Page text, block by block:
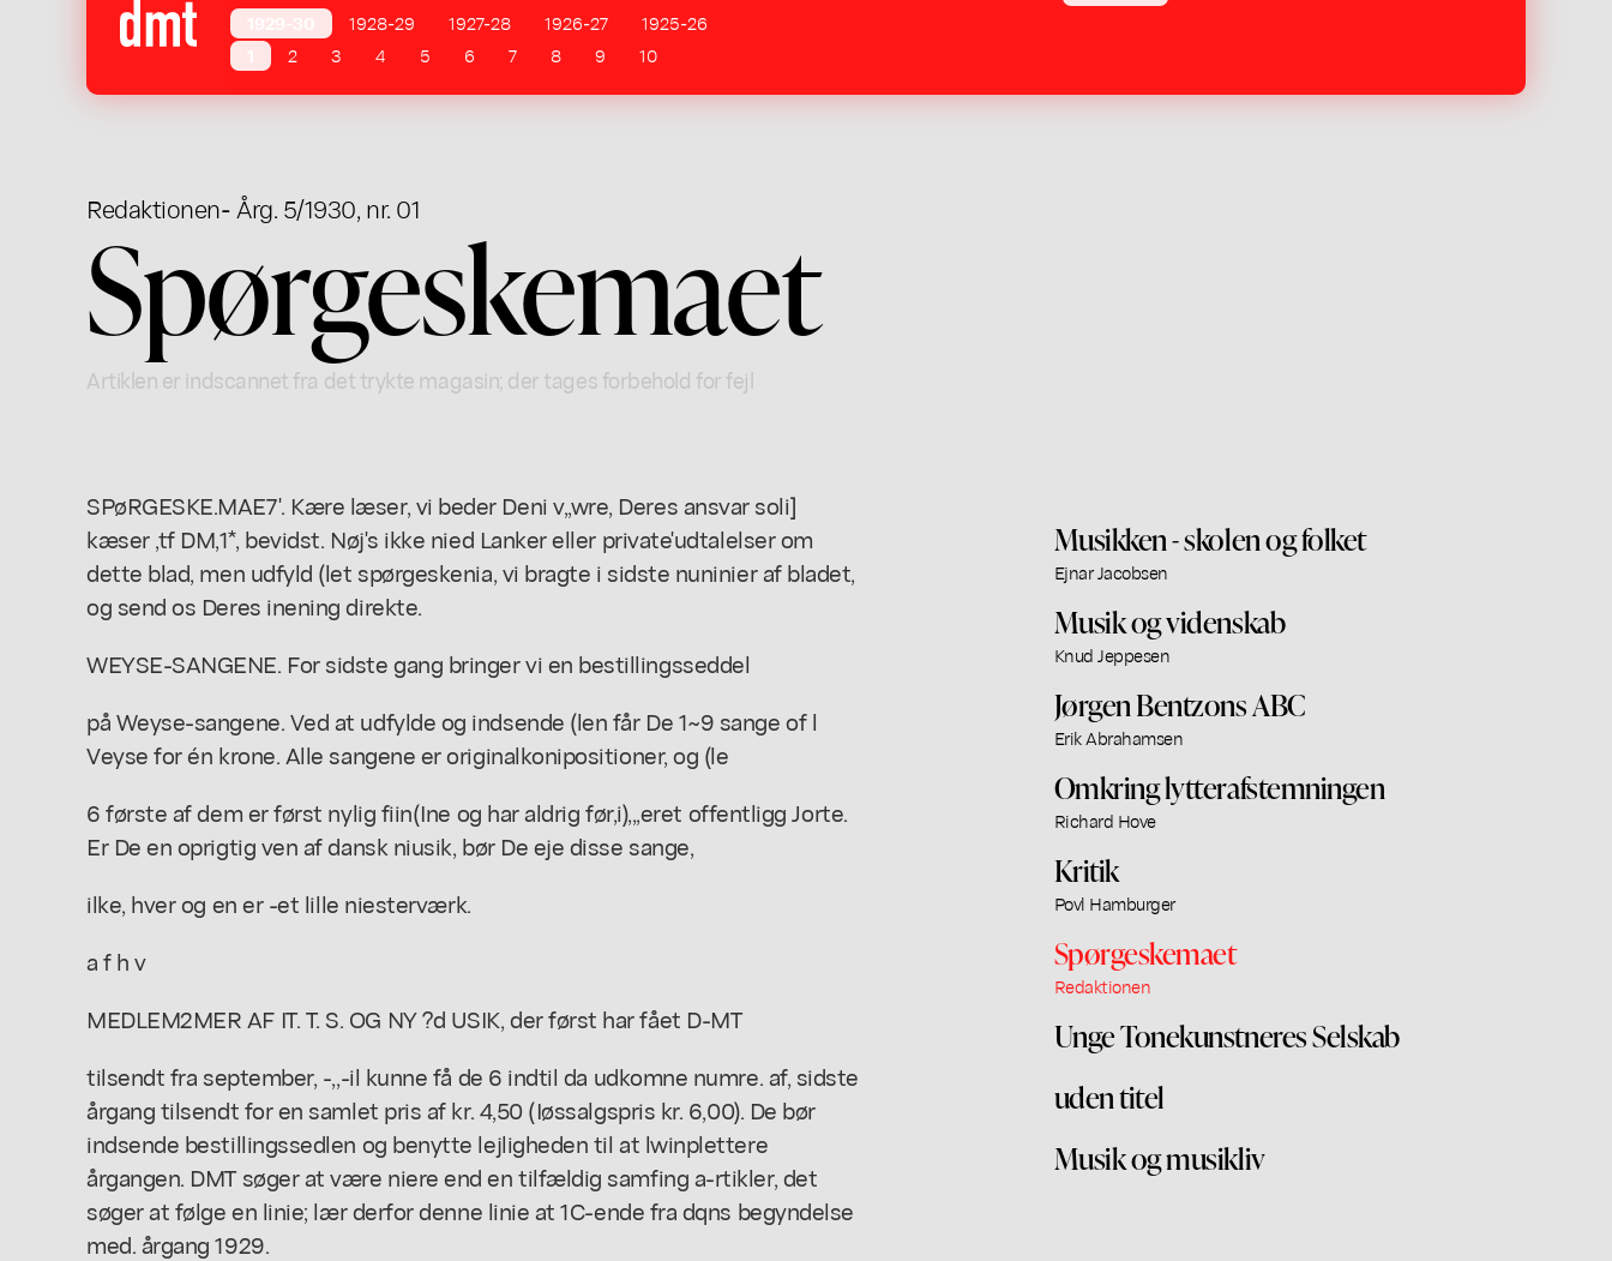
1928-29 1927-28 1926-27
1925-26
2 3 4 5 6 7 8 9 10
Redaktionen- Årg. 5/1930, nr. 01
Spørgeskemaet
Artiklen er indscannet fra det trykte magasin; der tages forbehold for fejl
SPøRGESKE.MAE7'. Kære læser, vi beder Deni v,,wre, Deres ansvar soli]
kæser ,tf DM,1*, bevidst. Nøj's ikke nied Lanker eller private'udtalelser om
dette blad, men udfyld (let spørgeskenia, vi bragte i sidste nuninier af bladet,
og send os Deres inening direkte.
WEYSE-SANGENE. For sidste gang bringer vi en bestillingsseddel
på Weyse-sangene. Ved at udfylde og indsende (len får De 1~9 sange of l
Veyse for én krone. Alle sangene er originalkonipositioner, og (le
6 første af dem er først nylig fiin(Ine og har aldrig før,i),,,eret offentligg Jorte.
Er De en oprigtig ven af dansk niusik, bør De eje disse sange,
ilke, hver og en er -et lille niesterværk.
a f h v
MEDLEM2MER AF IT. T. S. OG NY ?d USIK, der først har fået D-MT
tilsendt fra september, -,,-il kunne få de 6 indtil da udkomne numre. af, sidste
årgang tilsendt for en samlet pris af kr. 4,50 (Iøssalgspris kr. 6,00). De bør
indsende bestillingssedlen og benytte lejligheden til at lwinplettere
årgangen. DMT søger at være niere end en tilfældig samfing a-rtikler, det
søger at følge en linie; lær derfor denne linie at 1C-ende fra dqns begyndelse
med. årgang 1929.
Musikken - skolen og folket
Ejnar Jacobsen
Musik og videnskab
Knud Jeppesen
Jørgen Bentzons ABC
Erik Abrahamsen
Omkring lytterafstemningen
Richard Hove
Kritik
Povl Hamburger
Spørgeskemaet
Redaktionen
Unge Tonekunstneres Selskab
uden titel
Musik og musikliv